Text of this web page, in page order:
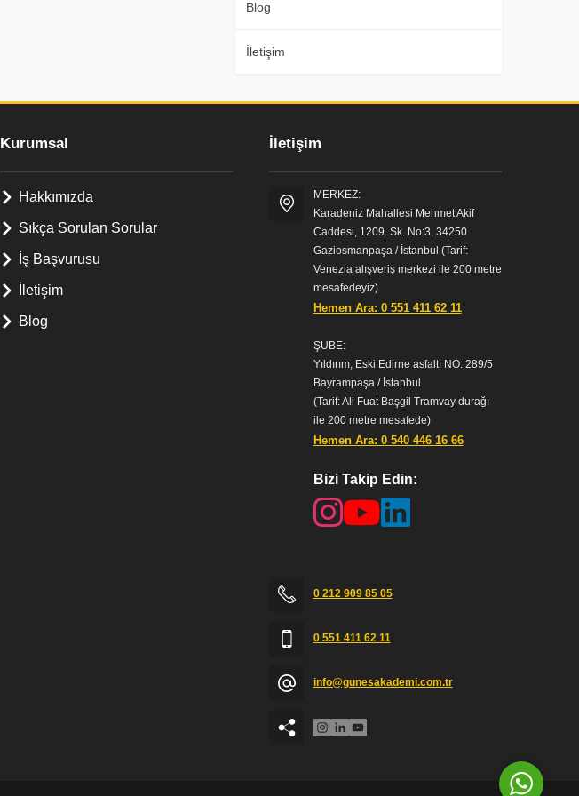
Blog
İletişim
Kurumsal
Hakkımızda
Sıkça Sorulan Sorular
İş Başvurusu
İletişim
Blog
İletişim
MERKEZ:
Karadeniz Mahallesi Mehmet Akif
Caddesi, 1209. Sk. No:3, 34250
Gaziosmanpaşa / İstanbul (Tarif:
Venezia alışveriş merkezi ile 200 metre
mesafedeyiz)
Hemen Ara: 0 551 411 62 11
ŞUBE:
Yıldırım, Eski Edirne asfaltı NO: 289/5
Bayrampaşa / İstanbul
(Tarif: Ali Fuat Başgil Tramvay durağı
ile 200 metre mesafede)
Hemen Ara: 0 540 446 16 66
Bizi Takip Edin:
0 212 909 85 05
0 551 411 62 11
info@gunesakademi.com.tr